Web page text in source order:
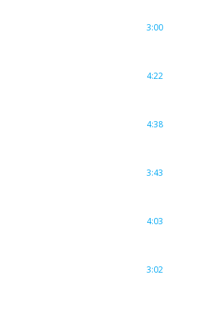
3:00
4:22
4:38
3:43
4:03
3:02